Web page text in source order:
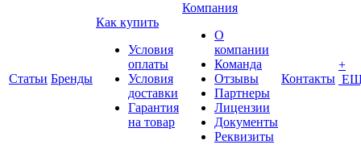
Статьи Бренды
Как купить
Условия
оплаты
Условия
доставки
Гарантия
на товар
Компания
О
компании
Команда
Отзывы
Партнеры
Лицензии
Документы
Реквизиты
Контакты
+